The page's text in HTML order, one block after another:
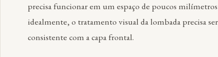
precisa funcionar em um espaço de poucos
idealmente, o tratamento visual da lombada precisa ser
consistente com a capa frontal.